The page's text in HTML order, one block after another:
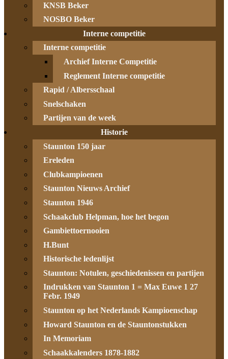
KNSB Beker
NOSBO Beker
Interne competitie
Interne competitie
Archief Interne Competitie
Reglement Interne competitie
Rapid / Albersschaal
Snelschaken
Partijen van de week
Historie
Staunton 150 jaar
Ereleden
Clubkampioenen
Staunton Nieuws Archief
Staunton 1946
Schaakclub Helpman, hoe het begon
Gambiettoernooien
H.Bunt
Historische ledenlijst
Staunton: Notulen, geschiedenissen en partijen
Indrukken van Staunton 1 = Max Euwe 1 27
Febr. 1949
Staunton op het Nederlands Kampioenschap
Howard Staunton en de Stauntonstukken
In Memoriam
Schaakkalenders 1878-1882